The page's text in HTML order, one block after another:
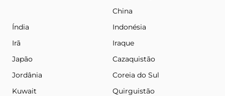
China
Índia
Indonésia
Irã
Iraque
Japão
Cazaquistão
Jordânia
Coreia do Sul
Kuwait
Quirguistão